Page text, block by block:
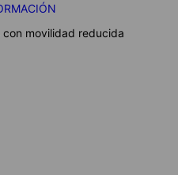
movilidad reducida